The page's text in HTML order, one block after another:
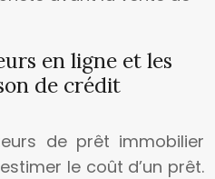
en ligne et les
de crédit
de prêt immobilier
le coût d’un prêt.